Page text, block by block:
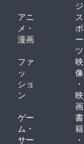
ジ
アニ
メ・
漫画
ス
ポ
ー
ツ
ファ
ッ
ショ
ン
映
像
・
映
画
ゲー
ム・
サー
書
籍
・